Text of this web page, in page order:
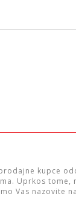
kupce
Uprkos
Vas nazovite